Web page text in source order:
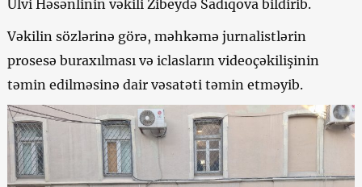
Ülvi Həsənlinin vəkili Zibeydə Sadıqova bildirib.
Vəkilin sözlərinə görə, məhkəmə jurnalistlərin
prosesə buraxılması və iclasların videoçəkilişinin
təmin edilməsinə dair vəsatəti təmin etməyib.